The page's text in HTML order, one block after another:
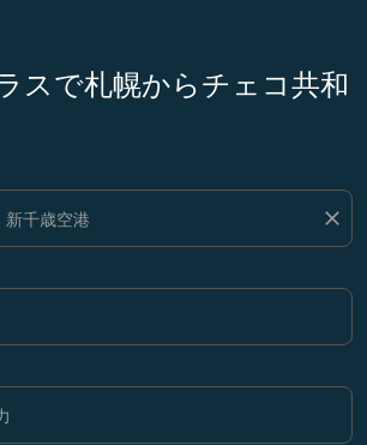
スで札幌からチェコ共和
close